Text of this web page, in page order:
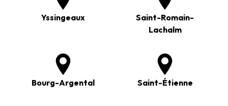
Yssingeaux
Saint-Romain-
Lachalm
Bourg-Argental Saint-Étienne